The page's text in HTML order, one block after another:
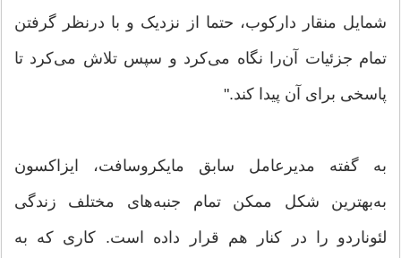
شمایل منقار دارکوب، حتما از نزدیک و با درنظر گرفتن
تمام جزئیات آن‌را نگاه می‌کرد و سپس تلاش می‌کرد تا
پاسخی برای آن پیدا کند."
به گفته مدیرعامل سابق مایکروسافت، ایزاکسون
به‌بهترین شکل ممکن تمام جنبه‌های مختلف زندگی
لئوناردو را در کنار هم قرار داده است. کاری که به‌